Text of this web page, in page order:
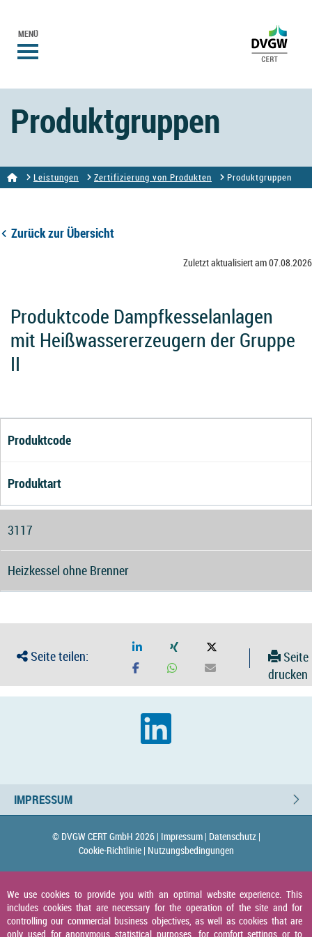
MENÜ
Produktgruppen
Leistungen Zertifizierung von Produkten Produktgruppen
Zurück zur Übersicht
Zuletzt aktualisiert am 07.08.2026
Produktcode Dampfkesselanlagen
mit Heißwassererzeugern der Gruppe
II
Produktcode
Produktart
3117
Heizkessel ohne Brenner
Seite teilen:
Seite
drucken
IMPRESSUM
© DVGW CERT GmbH 2026 | Impressum | Datenschutz |
Cookie-Richtlinie | Nutzungsbedingungen
We use cookies to provide you with an optimal website experience. This
includes cookies that are necessary for the operation of the site and for
controlling our commercial business objectives, as well as cookies that are
only used for anonymous statistical purposes, for comfort settings or to